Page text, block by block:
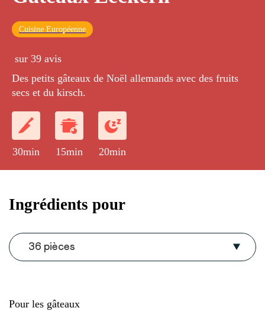
Cuisine Européenne
sur 39 avis
Des petits gâteaux de Noël allemands avec des fruits
secs et du kirsch.
30min 15min 20min
Ingrédients pour
36 pièces
Pour les gâteaux